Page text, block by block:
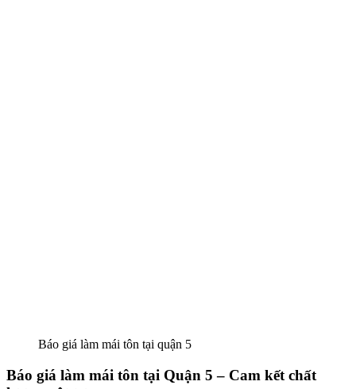
Báo giá làm mái tôn tại quận 5
Báo giá làm mái tôn tại Quận 5 – Cam kết chất